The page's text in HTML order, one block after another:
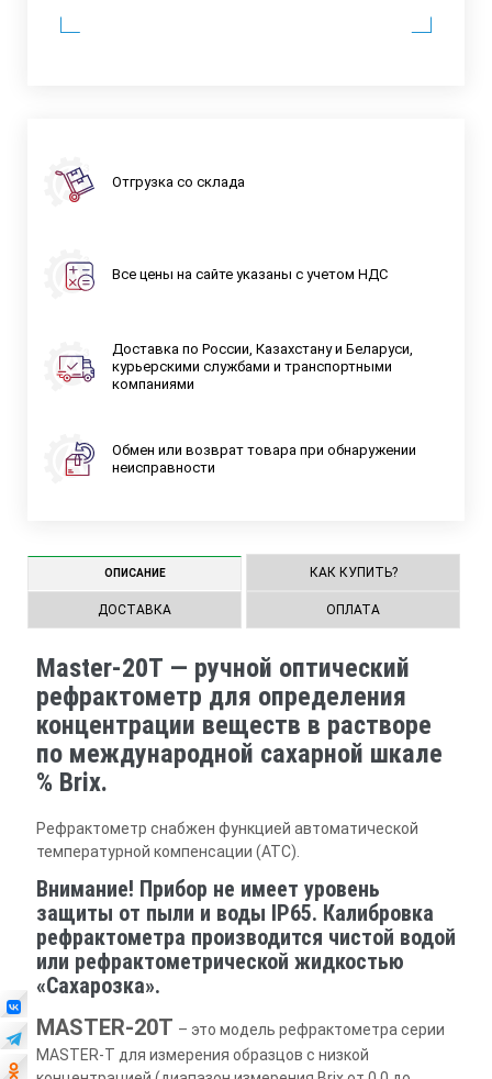
Отгрузка со склада
Все цены на сайте указаны с учетом НДС
Доставка по России, Казахстану и Беларуси,
курьерскими службами и транспортными
компаниями
Обмен или возврат товара при обнаружении
неисправности
ОПИСАНИЕ КАК КУПИТЬ?
ДОСТАВКА ОПЛАТА
Master-20T — ручной оптический
рефрактометр для определения
концентрации веществ в растворе
по международной сахарной шкале
% Brix.
Рефрактометр снабжен функцией автоматической
температурной компенсации (ATC).
Внимание! Прибор не имеет уровень
защиты от пыли и воды IP65. Калибровка
рефрактометра производится чистой водой
или рефрактометрической жидкостью
«Сахарозка».
MASTER-20Т – это модель рефрактометра серии
MASTER-Т для измерения образцов с низкой